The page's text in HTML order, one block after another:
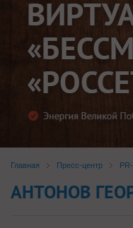
Главная Пресс-центр
АНТОНОВ